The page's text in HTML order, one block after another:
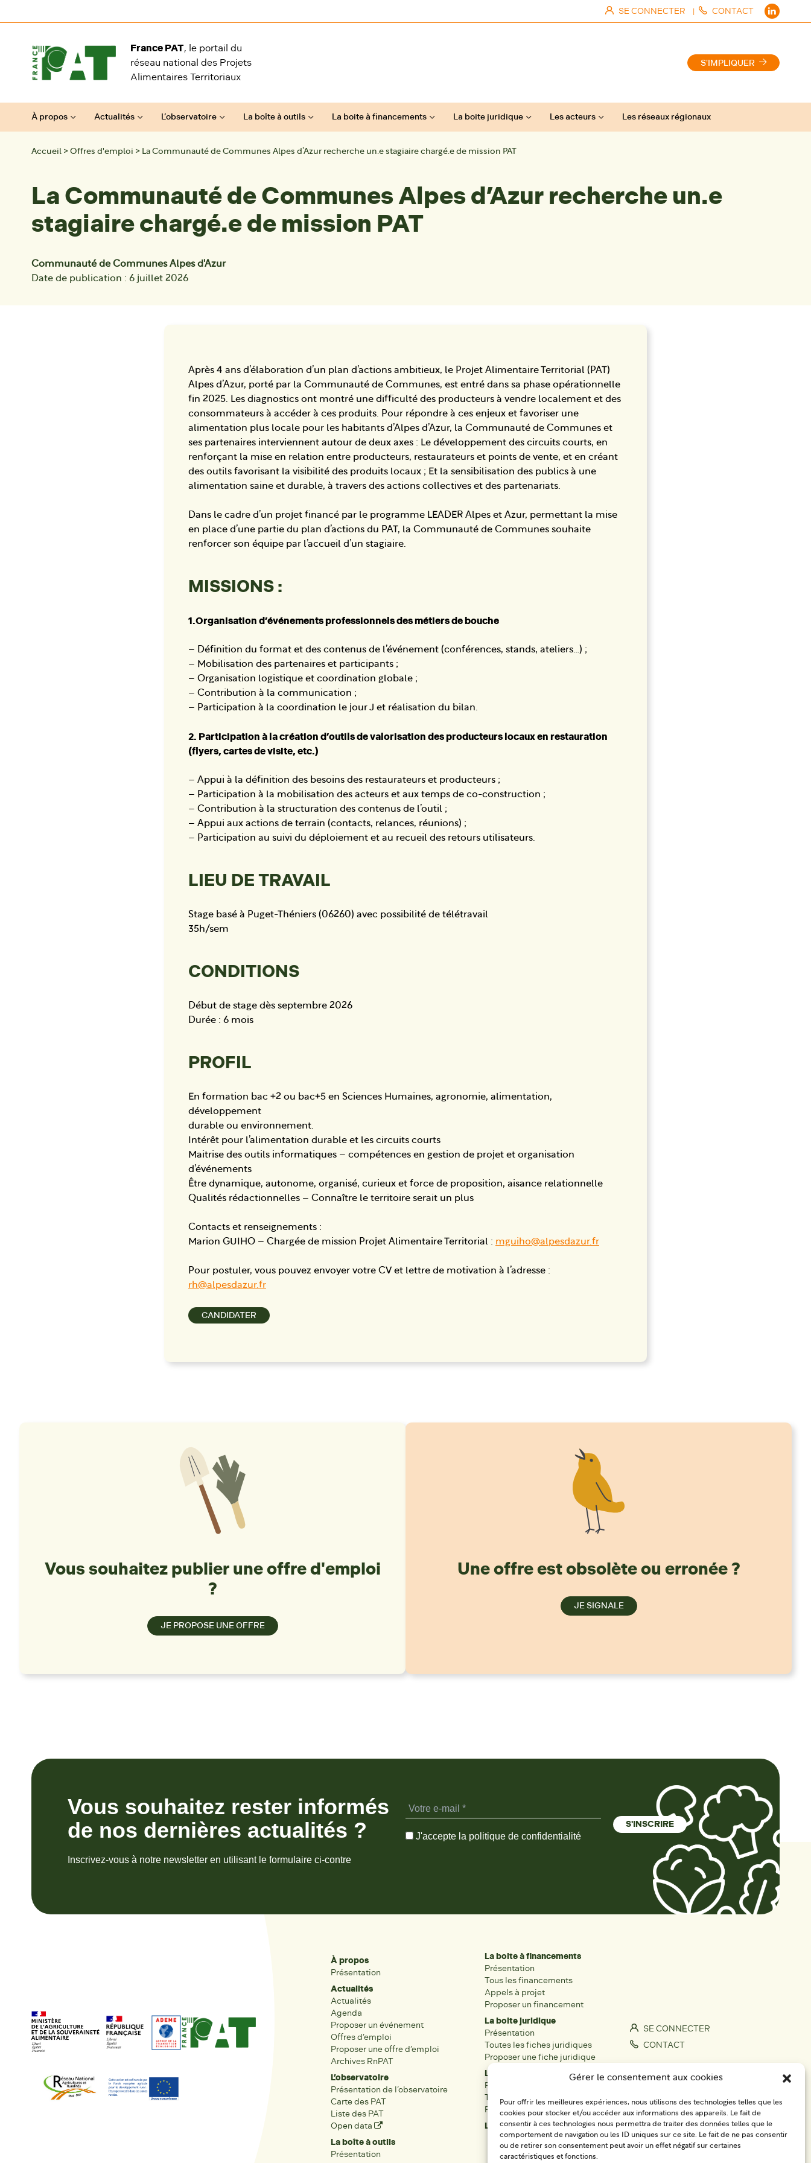
Gérer le consentement aux cookies
Pour offrir les meilleures expériences, nous utilisons des technologies telles que les
cookies pour stocker et/ou accéder aux informations des appareils. Le fait de
consentir à ces technologies nous permettra de traiter des données telles que le
comportement de navigation ou les ID uniques sur ce site. Le fait de ne pas consentir
ou de retirer son consentement peut avoir un effet négatif sur certaines
caractéristiques et fonctions.
SE CONNECTER | CONTACT
France PAT, le portail du
réseau national des Projets
Alimentaires Territoriaux
S'IMPLIQUER
À propos Actualités L’observatoire La boîte à outils La boite à financements La boite juridique Les acteurs Les réseaux régionaux
Accueil > Offres d'emploi > La Communauté de Communes Alpes d’Azur recherche un.e stagiaire chargé.e de mission PAT
La Communauté de Communes Alpes d’Azur recherche un.e
stagiaire chargé.e de mission PAT
Communauté de Communes Alpes d'Azur
Date de publication : 6 juillet 2026
Après 4 ans d’élaboration d’un plan d’actions ambitieux, le Projet Alimentaire Territorial (PAT)
Alpes d’Azur, porté par la Communauté de Communes, est entré dans sa phase opérationnelle
fin 2025. Les diagnostics ont montré une difficulté des producteurs à vendre localement et des
consommateurs à accéder à ces produits. Pour répondre à ces enjeux et favoriser une
alimentation plus locale pour les habitants d’Alpes d’Azur, la Communauté de Communes et
ses partenaires interviennent autour de deux axes : Le développement des circuits courts, en
renforçant la mise en relation entre producteurs, restaurateurs et points de vente, et en créant
des outils favorisant la visibilité des produits locaux ; Et la sensibilisation des publics à une
alimentation saine et durable, à travers des actions collectives et des partenariats.
Dans le cadre d’un projet financé par le programme LEADER Alpes et Azur, permettant la mise
en place d’une partie du plan d’actions du PAT, la Communauté de Communes souhaite
renforcer son équipe par l’accueil d’un stagiaire.
MISSIONS :
1.Organisation d’événements professionnels des métiers de bouche
– Définition du format et des contenus de l’événement (conférences, stands, ateliers…) ;
– Mobilisation des partenaires et participants ;
– Organisation logistique et coordination globale ;
– Contribution à la communication ;
– Participation à la coordination le jour J et réalisation du bilan.
2. Participation à la création d’outils de valorisation des producteurs locaux en restauration
(flyers, cartes de visite, etc.)
– Appui à la définition des besoins des restaurateurs et producteurs ;
– Participation à la mobilisation des acteurs et aux temps de co-construction ;
– Contribution à la structuration des contenus de l’outil ;
– Appui aux actions de terrain (contacts, relances, réunions) ;
– Participation au suivi du déploiement et au recueil des retours utilisateurs.
LIEU DE TRAVAIL
Stage basé à Puget-Théniers (06260) avec possibilité de télétravail
35h/sem
CONDITIONS
Début de stage dès septembre 2026
Durée : 6 mois
PROFIL
En formation bac +2 ou bac+5 en Sciences Humaines, agronomie, alimentation,
développement
durable ou environnement.
Intérêt pour l’alimentation durable et les circuits courts
Maitrise des outils informatiques – compétences en gestion de projet et organisation
d’événements
Être dynamique, autonome, organisé, curieux et force de proposition, aisance relationnelle
Qualités rédactionnelles – Connaître le territoire serait un plus
Contacts et renseignements :
Marion GUIHO – Chargée de mission Projet Alimentaire Territorial : mguiho@alpesdazur.fr
Pour postuler, vous pouvez envoyer votre CV et lettre de motivation à l’adresse :
rh@alpesdazur.fr
CANDIDATER
Vous souhaitez publier une offre d'emploi
?
JE PROPOSE UNE OFFRE
Une offre est obsolète ou erronée ?
JE SIGNALE
Vous souhaitez rester informés
de nos dernières actualités ?
Inscrivez-vous à notre newsletter en utilisant le formulaire ci-contre
J'accepte la politique de confidentialité
À propos
Présentation
Actualités
Actualités
Agenda
Proposer un événement
Offres d’emploi
Proposer une offre d’emploi
Archives RnPAT
L’observatoire
Présentation de l’observatoire
Carte des PAT
Liste des PAT
Open data
La boîte à outils
Présentation
La boite à financements
Présentation
Tous les financements
Appels à projet
Proposer un financement
La boite juridique
Présentation
Toutes les fiches juridiques
Proposer une fiche juridique
Les acteurs
Présentation
Tous les acteurs
Proposer une fiche acteur
Les réseaux régionaux
SE CONNECTER
CONTACT
S'IMPLIQUER